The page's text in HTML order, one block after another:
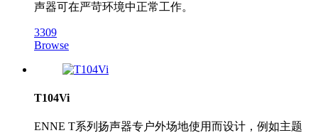
声器可在严苛环境中正常工作。
3309
Browse
T104Vi
ENNE T系列扬声器专户外场地使用而设计，例如主题